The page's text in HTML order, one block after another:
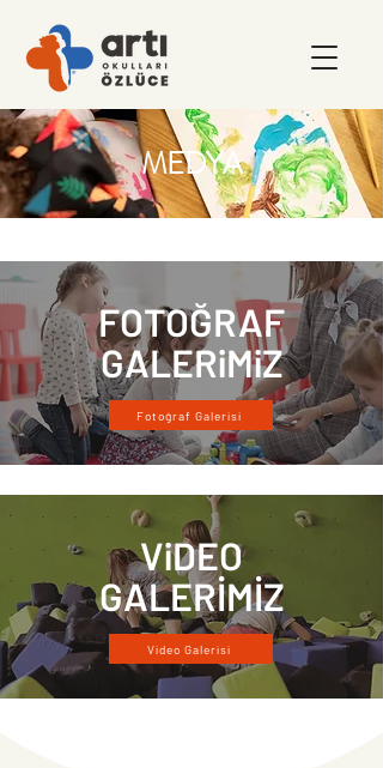
MEDYA
FOTOĞRAF
GALERiMiZ
Fotoğraf Galerisi
ViDEO
GALERİMİZ
Video Galerisi